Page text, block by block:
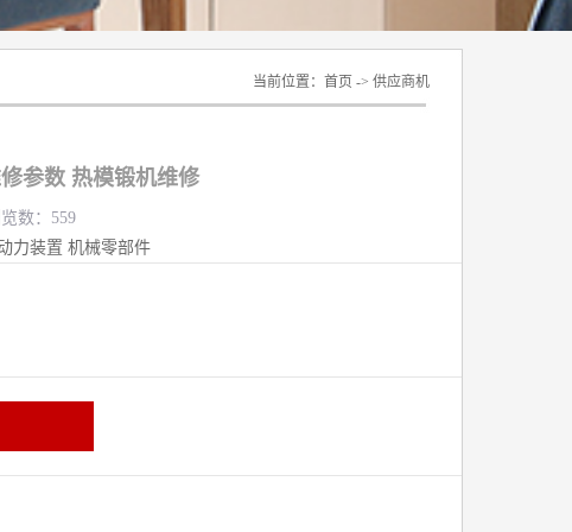
当前位置： 首页 -> 供应商机
参数 热模锻机维修
数：559
力装置 机械零部件